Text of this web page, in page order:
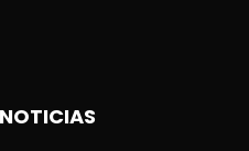
NOTICIAS